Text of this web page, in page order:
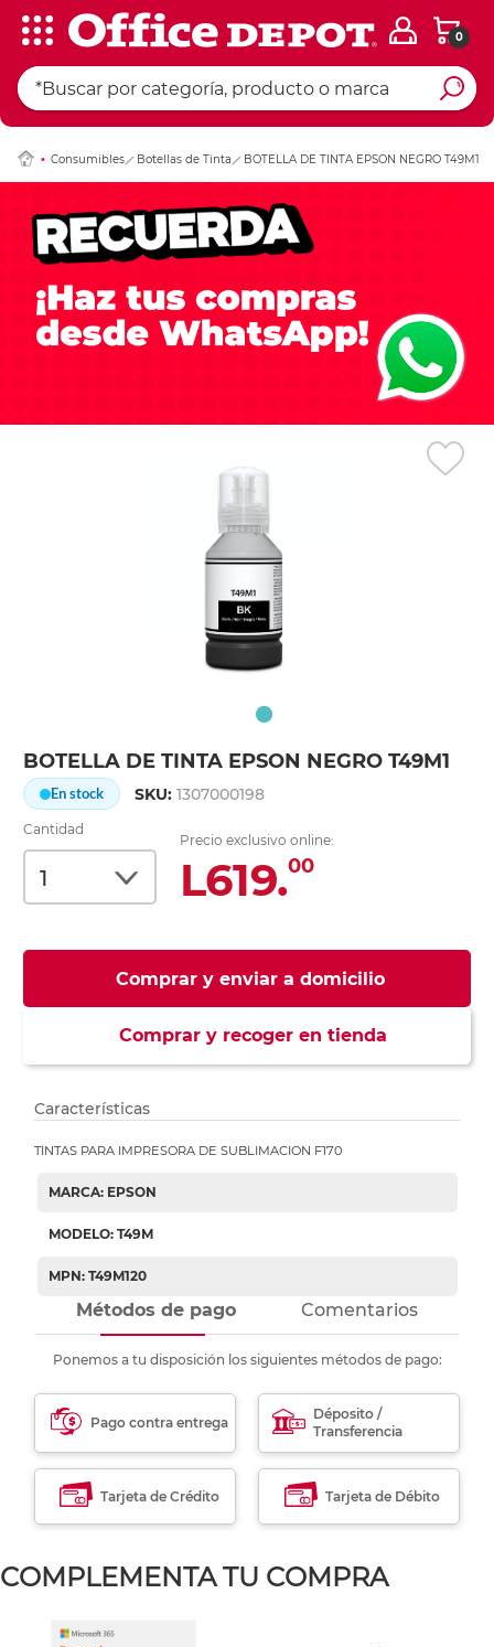
0
Consumibles Botellas de Tinta BOTELLA DE TINTA EPSON NEGRO T49M1
BOTELLA DE TINTA EPSON NEGRO T49M1
En stock SKU:1307000198
Cantidad
Precio exclusivo online:
L619.00
Comprar y enviar a domicilio
Comprar y recoger en tienda
Ingresar Codigo
Características
TINTAS PARA IMPRESORA DE SUBLIMACION F170
MARCA: EPSON
MODELO: T49M
MPN: T49M120
Métodos de pago Comentarios
Ponemos a tu disposición los siguientes métodos de pago:
Pago contra entrega
Déposito /
Transferencia
Tarjeta de Crédito Tarjeta de Débito
COMPLEMENTA TU COMPRA